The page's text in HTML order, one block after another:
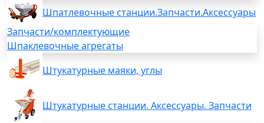
Шпатлевочные станции.Запчасти.Аксессуары
Запчасти/комплектующие
Шпаклевочные агрегаты
Штукатурные маяки, углы
Штукатурные станции. Аксессуары. Запчасти